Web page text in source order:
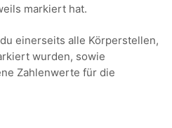
markiert hat.
einerseits alle Körperstellen,
wurden, sowie
Zahlenwerte für die